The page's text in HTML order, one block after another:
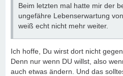
Beim letzten mal hatte mir der
ungefähre Lebenserwartung
weiß echt nicht mehr weiter.
Ich hoffe, Du wirst dort nicht
Denn nur wenn DU willst, also
auch etwas ändern. Und das